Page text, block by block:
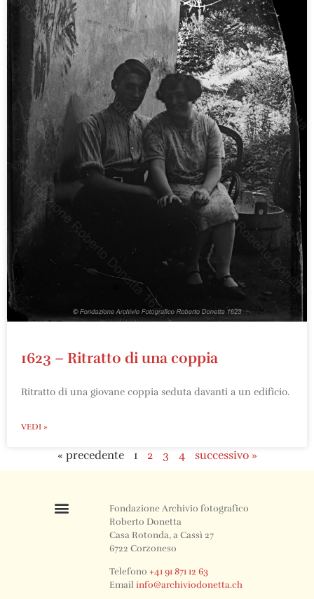
1623 – Ritratto di una coppia
Ritratto di una giovane coppia seduta davanti a un edificio.
VEDI »
« precedente 1 2 3 4 successivo »
Fondazione Archivio fotografico
Roberto Donetta
Casa Rotonda, a Cassì 27
6722 Corzoneso
Telefono+41 91 871 12 63
Emailinfo@archiviodonetta.ch